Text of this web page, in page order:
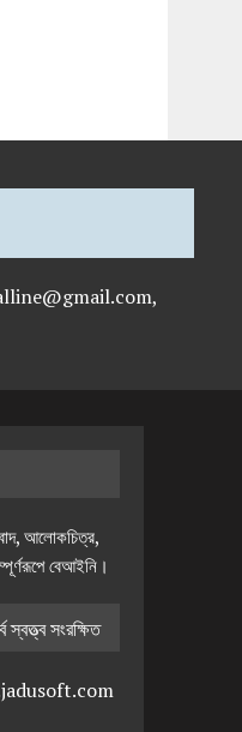
আলোকচিত্র,
বেআইনি।
সংরক্ষিত